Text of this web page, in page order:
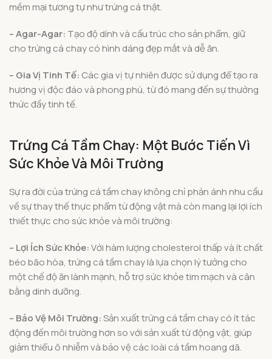
mềm mại tương tự như trứng cá thật.
– Agar-Agar: Tạo độ dính và cấu trúc cho sản phẩm, giữ
cho trứng cá chay có hình dáng đẹp mắt và dễ ăn.
– Gia Vị Tinh Tế: Các gia vị tự nhiên được sử dụng để tạo ra
hương vị độc đáo và phong phú, từ đó mang đến sự thưởng
thức đầy tinh tế.
Trứng Cá Tầm Chay: Một Bước Tiến Vì
Sức Khỏe Và Môi Trường
Sự ra đời của trứng cá tầm chay không chỉ phản ánh nhu cầu
về sự thay thế thực phẩm từ động vật mà còn mang lại lợi ích
thiết thực cho sức khỏe và môi trường:
– Lợi Ích Sức Khỏe:Với hàm lượng cholesterol thấp và ít chất
béo bão hòa, trứng cá tầm chay là lựa chọn lý tưởng cho
một chế độ ăn lành mạnh, hỗ trợ sức khỏe tim mạch và cân
bằng dinh dưỡng.
– Bảo Vệ Môi Trường:Sản xuất trứng cá tầm chay có ít tác
động đến môi trường hơn so với sản xuất từ động vật, giúp
giảm thiểu ô nhiễm và bảo vệ các loài cá tầm hoang dã.